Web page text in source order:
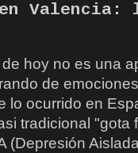
Valencia:
hoy no es una
de
lo ocurrido en
tradicional "gota
(Depresión